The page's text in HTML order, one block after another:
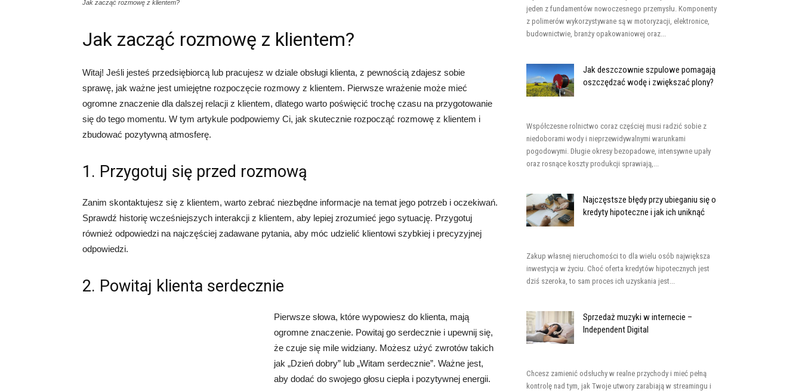
Jak zacząć rozmowę z klientem?
Jak zacząć rozmowę z klientem?
Witaj! Jeśli jesteś przedsiębiorcą lub pracujesz w dziale obsługi klienta, z pewnością zdajesz sobie
sprawę, jak ważne jest umiejętne rozpoczęcie rozmowy z klientem. Pierwsze wrażenie może mieć
ogromne znaczenie dla dalszej relacji z klientem, dlatego warto poświęcić trochę czasu na przygotowanie
się do tego momentu. W tym artykule podpowiemy Ci, jak skutecznie rozpocząć rozmowę z klientem i
zbudować pozytywną atmosferę.
1. Przygotuj się przed rozmową
Zanim skontaktujesz się z klientem, warto zebrać niezbędne informacje na temat jego potrzeb i oczekiwań.
Sprawdź historię wcześniejszych interakcji z klientem, aby lepiej zrozumieć jego sytuację. Przygotuj
również odpowiedzi na najczęściej zadawane pytania, aby móc udzielić klientowi szybkiej i precyzyjnej
odpowiedzi.
2. Powitaj klienta serdecznie
Pierwsze słowa, które wypowiesz do klienta, mają
ogromne znaczenie. Powitaj go serdecznie i upewnij się,
że czuje się mile widziany. Możesz użyć zwrotów takich
jak „Dzień dobry” lub „Witam serdecznie”. Ważne jest,
aby dodać do swojego głosu ciepła i pozytywnej energii.
jeden z fundamentów nowoczesnego przemysłu. Komponenty
z polimerów wykorzystywane są w motoryzacji, elektronice,
budownictwie, branży opakowaniowej oraz...
Jak deszczownie szpulowe pomagają
oszczędzać wodę i zwiększać plony?
Współczesne rolnictwo coraz częściej musi radzić sobie z
niedoborami wody i nieprzewidywalnymi warunkami
pogodowymi. Długie okresy bezopadowe, intensywne upały
oraz rosnące koszty produkcji sprawiają,...
Najczęstsze błędy przy ubieganiu się o
kredyty hipoteczne i jak ich uniknąć
Zakup własnej nieruchomości to dla wielu osób największa
inwestycja w życiu. Choć oferta kredytów hipotecznych jest
dziś szeroka, to sam proces ich uzyskania jest...
Sprzedaż muzyki w internecie –
Independent Digital
Chcesz zamienić odsłuchy w realne przychody i mieć pełną
kontrolę nad tym, jak Twoje utwory zarabiają w streamingu i